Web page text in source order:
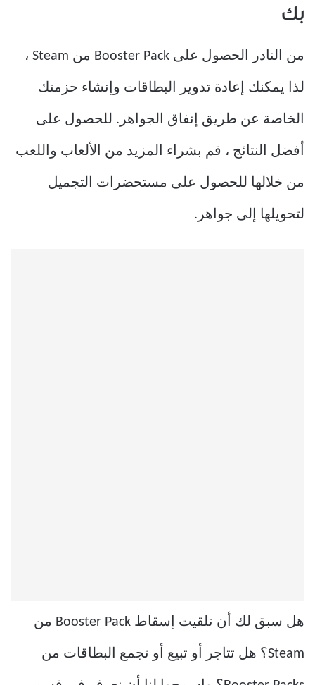
بك
من النادر الحصول على Booster Pack من Steam ،
لذا يمكنك إعادة تدوير البطاقات وإنشاء حزمتك
الخاصة عن طريق إنفاق الجواهر. للحصول على
أفضل النتائج ، قم بشراء المزيد من الألعاب واللعب
من خلالها للحصول على مستحضرات التجميل
لتحويلها إلى جواهر.
هل سبق لك أن تلقيت إسقاط Booster Pack من
Steam؟ هل تتاجر أو تبيع أو تجمع البطاقات من